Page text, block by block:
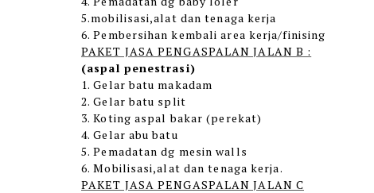
5.mobilisasi,alat dan tenaga kerja
6. Pembersihan kembali area kerja/finising
PAKET JASA PENGASPALAN JALAN B :
(aspal penestrasi)
1. Gelar batu makadam
2. Gelar batu split
3. Koting aspal bakar (perekat)
4. Gelar abu batu
5. Pemadatan dg mesin walls
6. Mobilisasi,alat dan tenaga kerja.
PAKET JASA PENGASPALAN JALAN C